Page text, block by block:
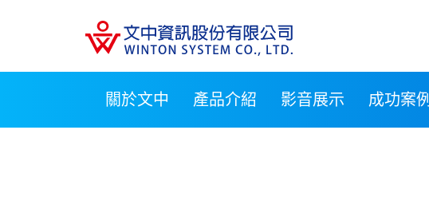
關於文中 產品介紹 影音展示 成功案例